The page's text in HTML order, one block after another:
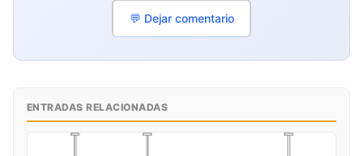
💬 Dejar comentario
ENTRADAS RELACIONADAS